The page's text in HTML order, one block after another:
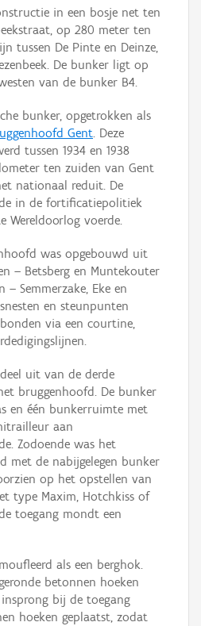
in een bosje net ten
op 280 meter ten
tussen De Pinte en Deinze,
De bunker ligt op
van de bunker B4.
bunker, opgetrokken als
Gent. Deze
tussen 1934 en 1938
ten zuiden van Gent
nationaal reduit. De
in de fortificatiepolitiek
Wereldoorlog voerde.
was opgebouwd uit
– Betsberg en Muntekouter
Semmerzake, Eke en
en steunpunten
via een courtine,
uit van de derde
bruggenhoofd. De bunker
en één bunkerruimte met
aan
Zodoende was het
met de nabijgelegen bunker
op het opstellen van
type Maxim, Hotchkiss of
toegang mondt een
als een berghok.
betonnen hoeken
bij de toegang
hoeken geplaatst, zodat